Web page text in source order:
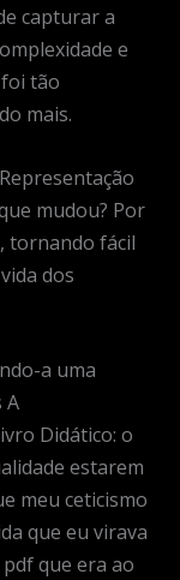
capturar a
e
tão
mais.
mudou? Por
tornando fácil
dos
a uma
A
Didático: o
estarem
meu ceticismo
que eu virava
que era ao